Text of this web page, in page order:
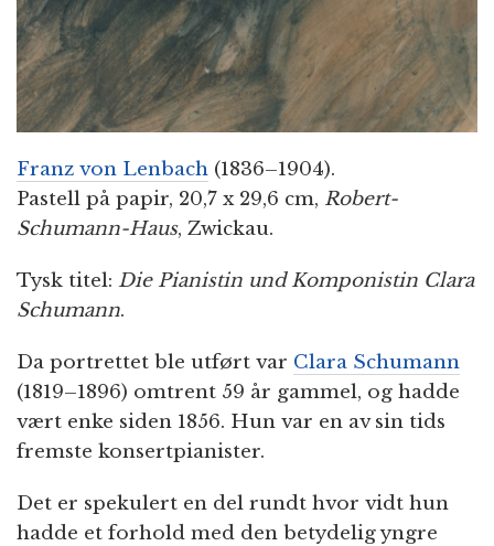
Franz von Lenbach (1836–1904).
Pastell på papir, 20,7 x 29,6 cm, Robert-
Schumann-Haus, Zwickau.
Tysk titel: Die Pianistin und Komponistin Clara
Schumann.
Da portrettet ble utført var Clara Schumann
(1819–1896) omtrent 59 år gammel, og hadde
vært enke siden 1856. Hun var en av sin tids
fremste konsertpianister.
Det er spekulert en del rundt hvor vidt hun
hadde et forhold med den betydelig yngre